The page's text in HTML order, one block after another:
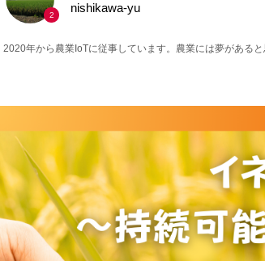
2
nishikawa-yu
2020年から農業IoTに従事しています。農業には夢がある